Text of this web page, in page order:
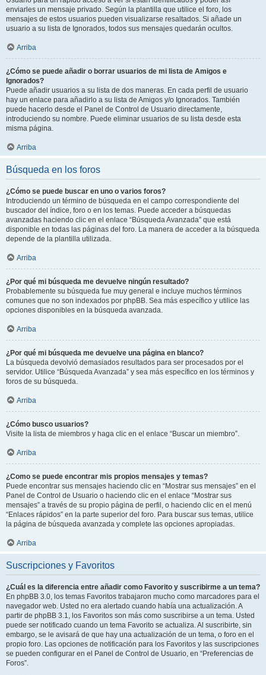
enviarles un mensaje privado. Según la plantilla que utilice el foro, los
mensajes de estos usuarios pueden visualizarse resaltados. Si añade un
usuario a su lista de Ignorados, todos sus mensajes quedarán ocultos.
Arriba
¿Cómo se puede añadir o borrar usuarios de mi lista de Amigos e
Ignorados?
Puede añadir usuarios a su lista de dos maneras. En cada perfil de usuario
hay un enlace para añadirlo a su lista de Amigos y/o Ignorados. También
puede hacerlo desde el Panel de Control de Usuario directamente,
introduciendo su nombre. Puede eliminar usuarios de su lista desde esta
misma página.
Arriba
Búsqueda en los foros
¿Cómo se puede buscar en uno o varios foros?
Introduciendo un término de búsqueda en el campo correspondiente del
buscador del índice, foro o en los temas. Puede acceder a búsquedas
avanzadas haciendo clic en el enlace “Búsqueda Avanzada” que está
disponible en todas las páginas del foro. La manera de acceder a la búsqueda
depende de la plantilla utilizada.
Arriba
¿Por qué mi búsqueda me devuelve ningún resultado?
Probablemente su búsqueda fue muy general e incluye muchos términos
comunes que no son indexados por phpBB. Sea más específico y utilice las
opciones disponibles en la búsqueda avanzada.
Arriba
¿Por qué mi búsqueda me devuelve una página en blanco?
La búsqueda devolvió demasiados resultados para ser procesados por el
servidor. Utilice “Búsqueda Avanzada” y sea más específico en los términos y
foros de su búsqueda.
Arriba
¿Cómo busco usuarios?
Visite la lista de miembros y haga clic en el enlace “Buscar un miembro”.
Arriba
¿Como se puede encontrar mis propios mensajes y temas?
Puede encontrar sus mensajes haciendo clic en “Mostrar sus mensajes” en el
Panel de Control de Usuario o haciendo clic en el enlace “Mostrar sus
mensajes” a través de su propio página de perfil, o haciendo clic en el menú
“Enlaces rápidos” en la parte superior del foro. Para buscar sus temas, utilice
la página de búsqueda avanzada y complete las opciones apropiadas.
Arriba
Suscripciones y Favoritos
¿Cuál es la diferencia entre añadir como Favorito y suscribirme a un tema?
En phpBB 3.0, los temas Favoritos trabajaron mucho como marcadores para el
navegador web. Usted no era alertado cuando había una actualización. A
partir de phpBB 3.1, los Favoritos son más como suscribirse a un tema. Usted
puede ser notificado cuando un tema Favorito se actualiza. Al suscribirte, sin
embargo, se le avisará de que hay una actualización de un tema, o foro en el
propio foro. Las opciones de notificación para los Favoritos y las suscripciones
se pueden configurar en el Panel de Control de Usuario, en “Preferencias de
Foros”.